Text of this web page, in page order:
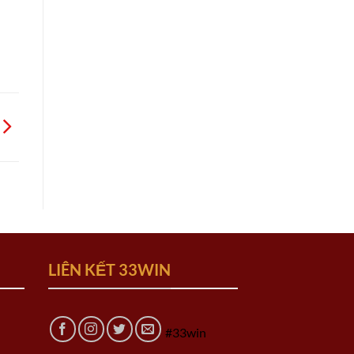
LIÊN KẾT 33WIN
#33win